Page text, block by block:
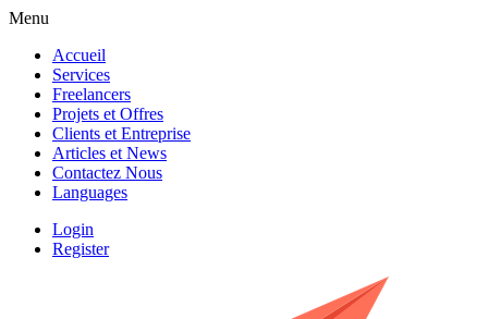
Menu
Accueil
Services
Freelancers
Projets et Offres
Clients et Entreprise
Articles et News
Contactez Nous
Languages
Login
Register